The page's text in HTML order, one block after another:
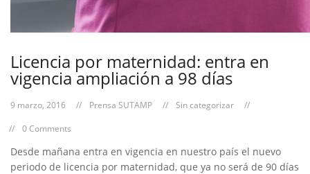
Licencia por maternidad: entra en
vigencia ampliación a 98 días
9 marzo, 2016 Prensa SUTAMP
Sin categorizar
0 Comments
Desde mañana entra en vigencia en nuestro país el nuevo
periodo de licencia por maternidad, que ya no será de 90 días